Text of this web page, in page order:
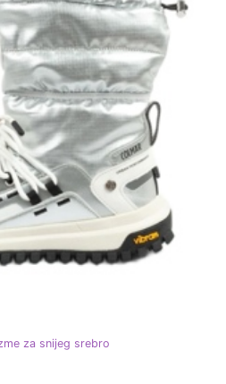
za snijeg srebro